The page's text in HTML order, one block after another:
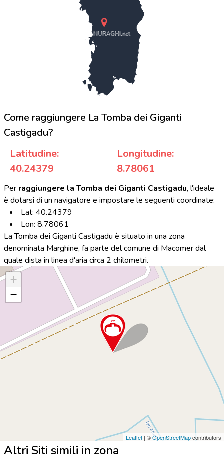
NURAGHI.net
Come raggiungere La Tomba dei Giganti
Castigadu?
Latitudine:
40.24379
Longitudine:
8.78061
Per raggiungere la Tomba dei Giganti Castigadu, l'ideale
è dotarsi di un navigatore e impostare le seguenti coordinate:
Lat: 40.24379
Lon: 8.78061
La Tomba dei Giganti Castigadu è situato in una zona
denominata Marghine, fa parte del comune di Macomer dal
quale dista in linea d'aria circa 2 chilometri.
+
−
Leaflet | ©OpenStreetMapcontributors
Altri Siti simili in zona